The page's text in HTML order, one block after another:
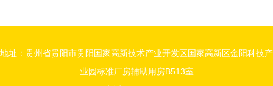
地址：贵州省贵阳市贵阳国家高新技术产业开发区国家高新区金阳科技产
业园标准厂房辅助用房B513室